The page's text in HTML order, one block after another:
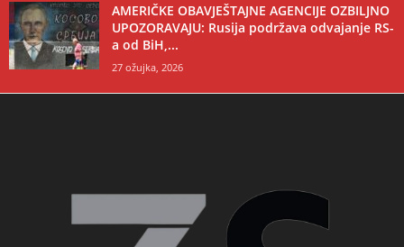
AMERIČKE OBAVJEŠTAJNE AGENCIJE OZBILJNO
UPOZORAVAJU: Rusija podržava odvajanje RS-
a od BiH,...
27 ožujka, 2026